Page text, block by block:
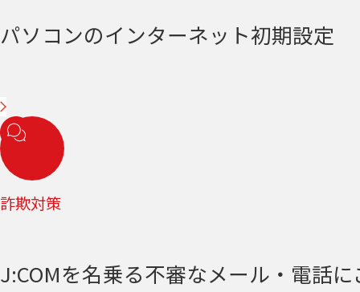
パソコンのインターネット初期設定
詐欺対策
J:COMを名乗る不審なメール・電話